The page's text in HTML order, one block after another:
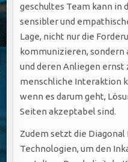
geschultes Team kann in
sensibler und
Lage, nicht nur die
kommunizieren, sondern
und deren Anliegen ernst
menschliche Interaktion
wenn es darum geht,
Seiten akzeptabel sind.
Zudem setzt die
Technologien, um den